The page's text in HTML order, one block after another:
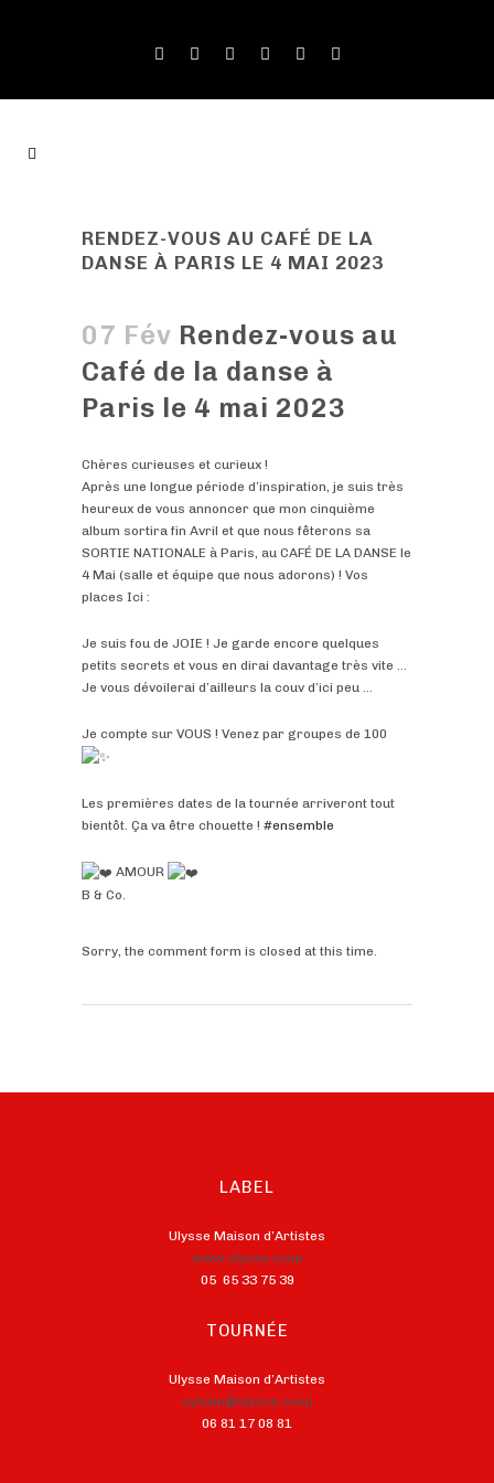
RENDEZ-VOUS AU CAFÉ DE LA
DANSE À PARIS LE 4 MAI 2023
07 Fév Rendez-vous au
Café de la danse à
Paris le 4 mai 2023
Chères curieuses et curieux !
Après une longue période d’inspiration, je suis très
heureux de vous annoncer que mon cinquième
album sortira fin Avril et que nous fêterons sa
SORTIE NATIONALE à Paris, au CAFÉ DE LA DANSE le
4 Mai (salle et équipe que nous adorons) ! Vos
places Ici :
Je suis fou de JOIE ! Je garde encore quelques
petits secrets et vous en dirai davantage très vite …
Je vous dévoilerai d’ailleurs la couv d’ici peu …
Je compte sur VOUS ! Venez par groupes de 100
Les premières dates de la tournée arriveront tout
bientôt. Ça va être chouette ! #ensemble
AMOUR
B & Co.
Sorry, the comment form is closed at this time.
LABEL
Ulysse Maison d’Artistes
www.ulysse.coop
05 65 33 75 39
TOURNÉE
Ulysse Maison d’Artistes
sylvain@ulysse.coop
06 81 17 08 81